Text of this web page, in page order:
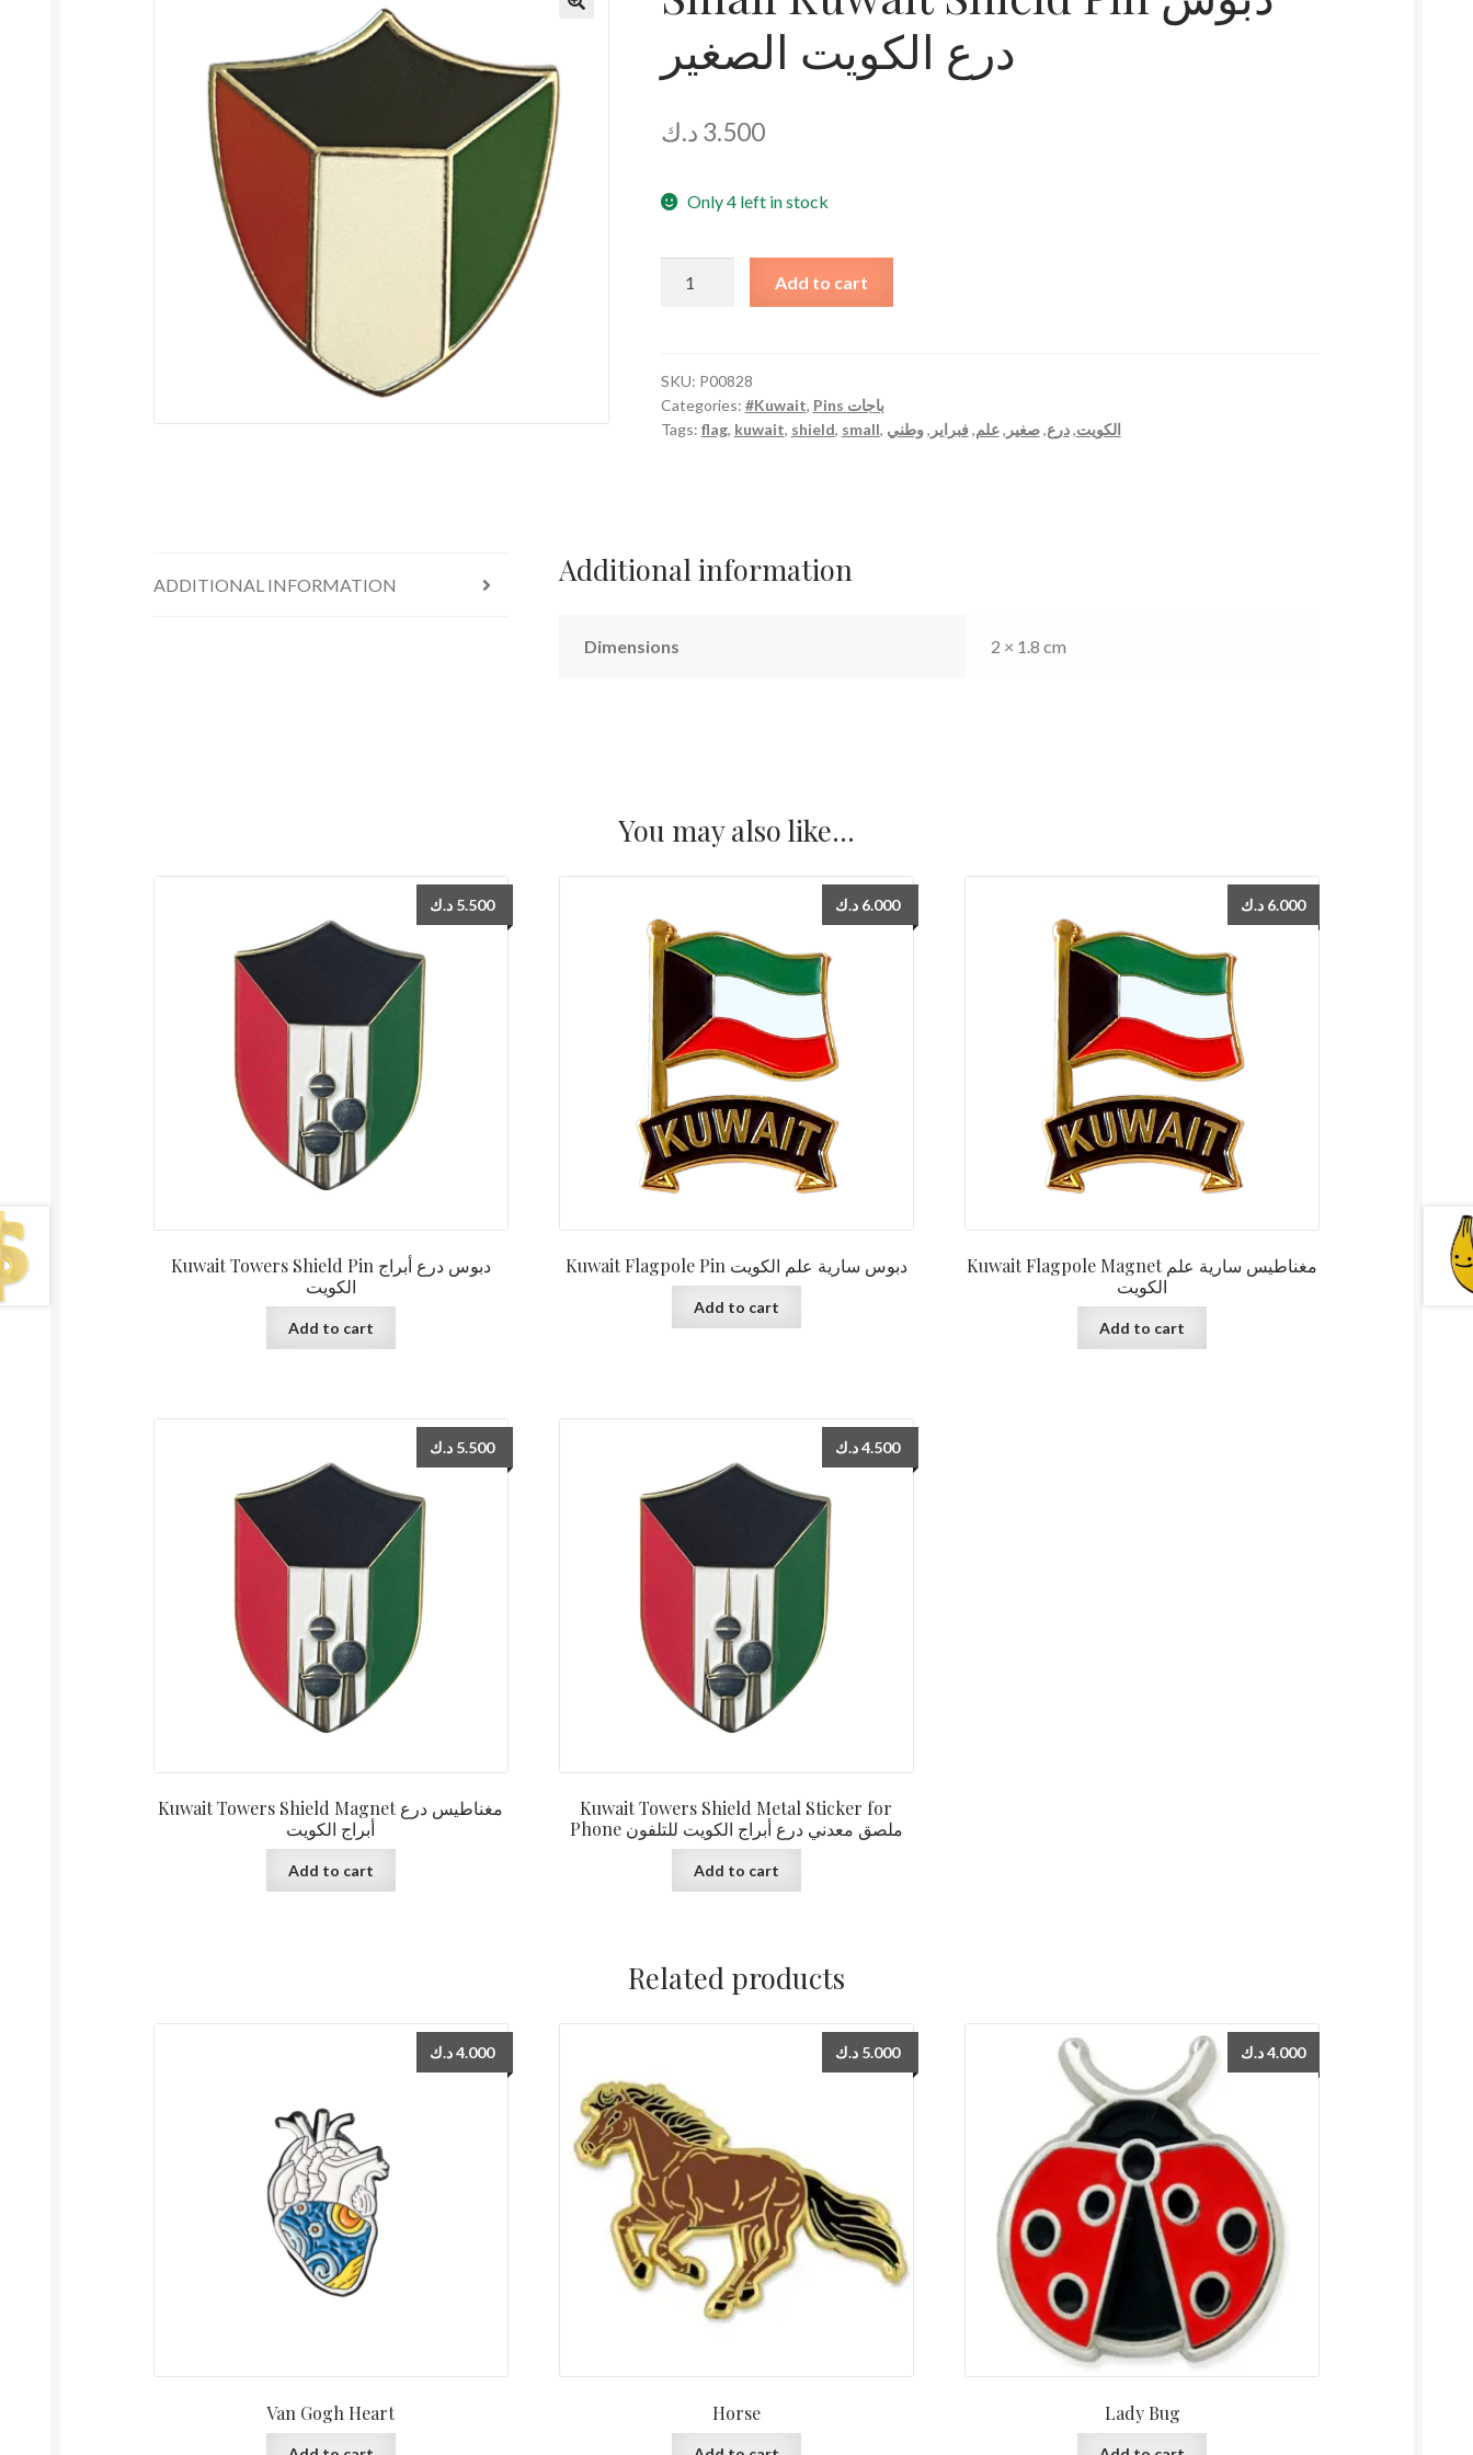
درع الكويت الصغير
3.500 د.ك
Only 4 left in stock
دبوس
درع
الكويت
Add to cart
SKU: P00828
Categories: #Kuwait,
Pins باجات
Tags: flag, kuwait, shield, small, الكويت,درع,صغير ,علم,فبراير ,وطني
ADDITIONAL INFORMATION Additional information
Dimensions 2 × 1.8 cm
You may also like…
Kuwait Towers Shield Pin دبوس درع أبراج
الكويت
5.500 د.ك
Add to cart
Kuwait Flagpole Pin دبوس سارية علم الكويت
6.000 د.ك
Add to cart
Kuwait Flagpole Magnet مغناطيس سارية علم
الكويت
6.000 د.ك
Add to cart
Kuwait Towers Shield Magnet مغناطيس درع
أبراج الكويت
5.500 د.ك
Add to cart
Kuwait Towers Shield Metal Sticker for
Phone ملصق معدني درع أبراج الكويت للتلفون
4.500د.ك
Add to cart
Related products
Van Gogh Heart
4.000د.ك
Horse
5.000 د.ك
Lady Bug
4.000د.ك